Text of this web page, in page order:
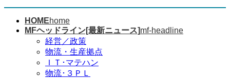
HOMEhome
MFヘッドライン[最新ニュース]mf-headline
経営／政策
物流・生産拠点
ＩＴ･マテハン
物流･３ＰＬ